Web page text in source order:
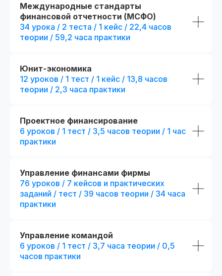
Международные стандарты
финансовой отчетности (МСФО)
34 урока / 2 теста / 1 кейс / 22,4 часов
теории / 59,2 часа практики
Юнит-экономика
12 уроков / 1 тест / 1 кейс / 13,8 часов
теории / 2,3 часа практики
Проектное финансирование
6 уроков / 1 тест / 3,5 часов теории / 1 час
практики
Управление финансами фирмы
76 уроков / 7 кейсов и практических
заданий / тест / 39 часов теории / 34 часа
практики
Управление командой
6 уроков / 1 тест / 3,7 часа теории / 0,5
часов практики
Беспроцентная рассрочка на 18 месяцев
r111307.005/мес
25 практических заданий и 52
кейса + сквозной проект
Презентации и конспекты
и обновлениям — навсегда
Карьерный центр и база
Официальный диплом
Возможность получить диплом
международного образца
Беспроцентная рассрочка
+ 4 практических
+ Печатная версия
международного
Отправить заявку
Попробовать 48 часов бесплатно